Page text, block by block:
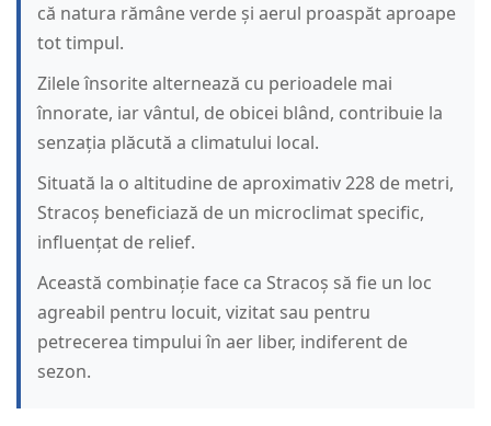
că natura rămâne verde și aerul proaspăt aproape
tot timpul.
Zilele însorite alternează cu perioadele mai
înnorate, iar vântul, de obicei blând, contribuie la
senzația plăcută a climatului local.
Situată la o altitudine de aproximativ 228 de metri,
Stracoș beneficiază de un microclimat specific,
influențat de relief.
Această combinație face ca Stracoș să fie un loc
agreabil pentru locuit, vizitat sau pentru
petrecerea timpului în aer liber, indiferent de
sezon.